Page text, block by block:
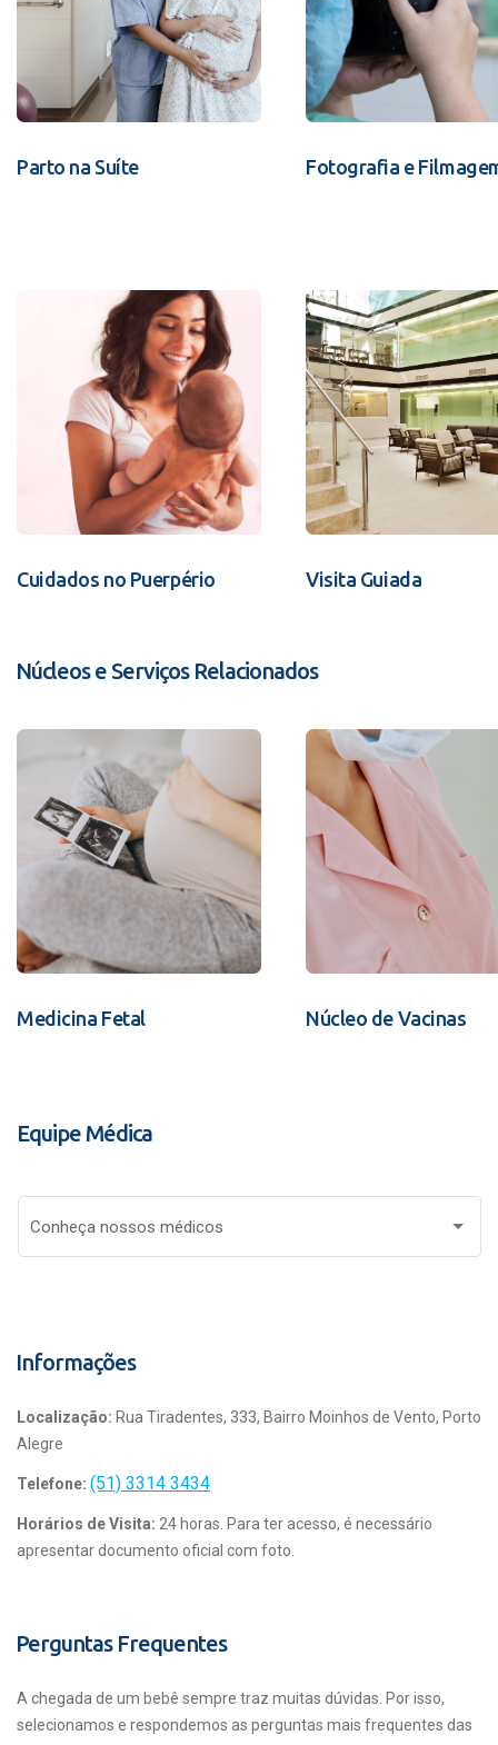
Parto na Suíte Fotografia e
Cuidados no Puerpério Visita Guiada
Núcleos e Serviços Relacionados
Medicina Fetal Núcleo de Vacinas
Equipe Médica
Conheça nossos médicos
Informações
Localização: Rua Tiradentes, 333, Bairro Moinhos de Vento, Porto
Alegre
Telefone: (51) 3314 3434
Horários de Visita: 24 horas. Para ter acesso, é necessário
apresentar documento oficial com foto.
Perguntas Frequentes
A chegada de um bebê sempre traz muitas dúvidas. Por isso,
selecionamos e respondemos as perguntas mais frequentes das